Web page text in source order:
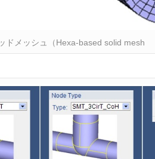
メッシュ（Hexa-based solid mesh